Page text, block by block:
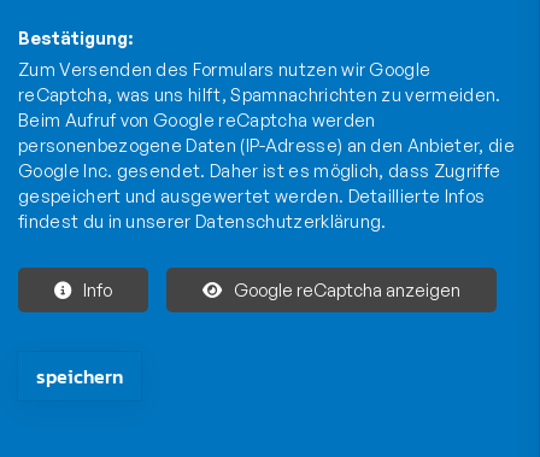
Bestätigung:
Zum Versenden des Formulars nutzen wir Google
reCaptcha, was uns hilft, Spamnachrichten zu vermeiden.
Beim Aufruf von Google reCaptcha werden
personenbezogene Daten (IP-Adresse) an den Anbieter, die
Google Inc. gesendet. Daher ist es möglich, dass Zugriffe
gespeichert und ausgewertet werden. Detaillierte Infos
findest du in unsererDatenschutzerklärung.
Info Google reCaptcha anzeigen